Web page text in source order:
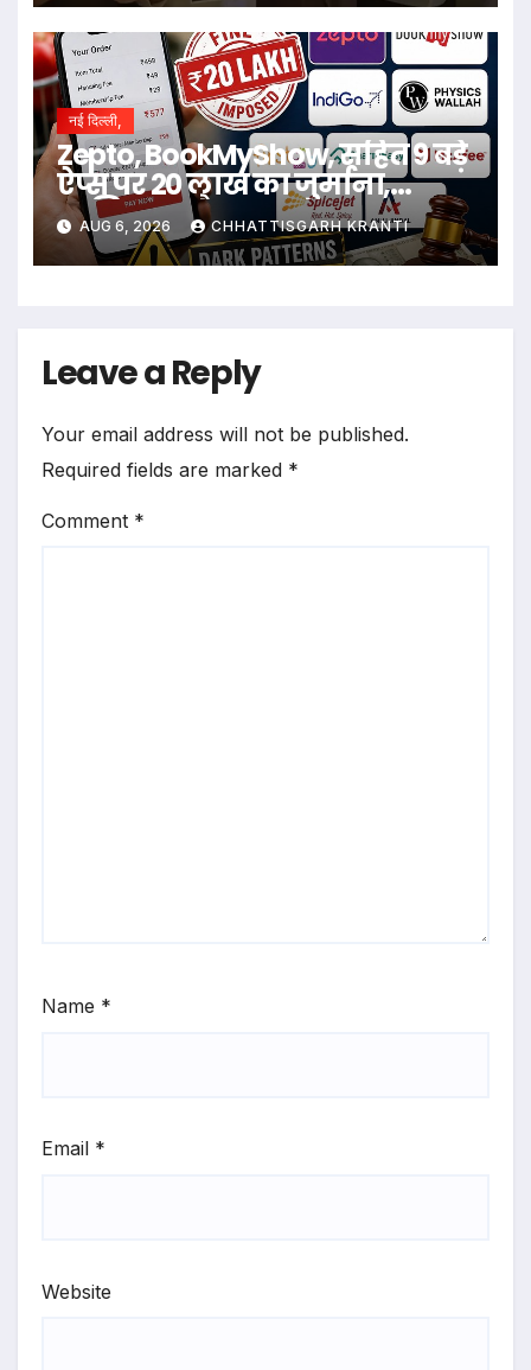
नई दिल्ली,
Zepto, BookMyShow, सहित 9 बड़े
ऐप्स पर 20 लाख का जुर्माना,
जानिए क्या है मामला
AUG 6, 2026 CHHATTISGARH KRANTI
Leave a Reply
Your email address will not be published.
Required fields are marked *
Comment *
Name *
Email *
Website